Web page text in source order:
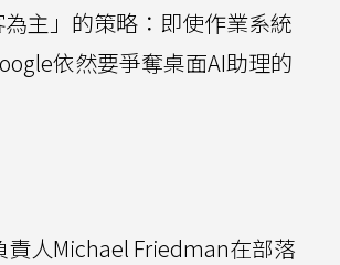
主」的策略：即使作業系統
依然要爭奪桌面AI助理的
責人Michael Friedman在部落